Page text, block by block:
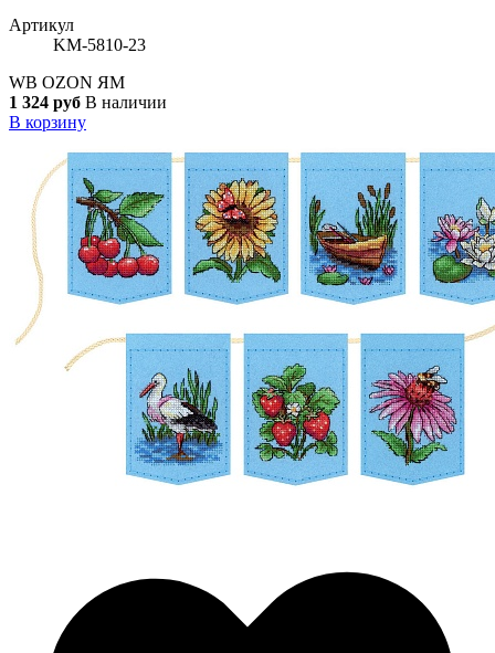
Артикул
KM-5810-23
WB OZON ЯМ
1 324 руб В наличии
В корзину